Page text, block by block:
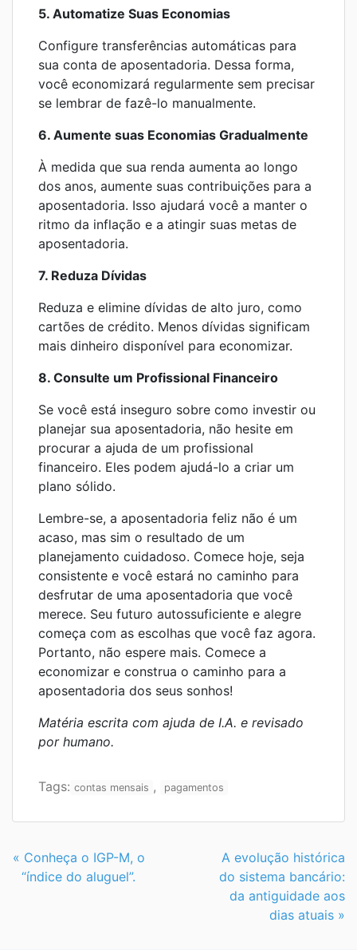
5. Automatize Suas Economias
Configure transferências automáticas para
sua conta de aposentadoria. Dessa forma,
você economizará regularmente sem precisar
se lembrar de fazê-lo manualmente.
6. Aumente suas Economias Gradualmente
À medida que sua renda aumenta ao longo
dos anos, aumente suas contribuições para a
aposentadoria. Isso ajudará você a manter o
ritmo da inflação e a atingir suas metas de
aposentadoria.
7. Reduza Dívidas
Reduza e elimine dívidas de alto juro, como
cartões de crédito. Menos dívidas significam
mais dinheiro disponível para economizar.
8. Consulte um Profissional Financeiro
Se você está inseguro sobre como investir ou
planejar sua aposentadoria, não hesite em
procurar a ajuda de um profissional
financeiro. Eles podem ajudá-lo a criar um
plano sólido.
Lembre-se, a aposentadoria feliz não é um
acaso, mas sim o resultado de um
planejamento cuidadoso. Comece hoje, seja
consistente e você estará no caminho para
desfrutar de uma aposentadoria que você
merece. Seu futuro autossuficiente e alegre
começa com as escolhas que você faz agora.
Portanto, não espere mais. Comece a
economizar e construa o caminho para a
aposentadoria dos seus sonhos!
Matéria escrita com ajuda de I.A. e revisado
por humano.
Tags: contas mensais , pagamentos
Continue
Lendo
« Conheça o IGP-M, o
“índice do aluguel”.
A evolução histórica
do sistema bancário:
da antiguidade aos
dias atuais »